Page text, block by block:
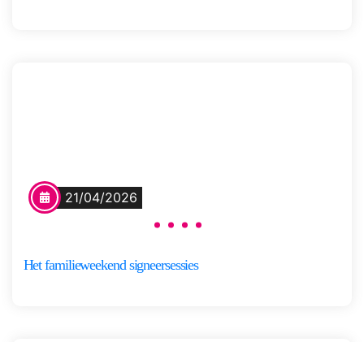
21/04/2026
Het familieweekend signeersessies